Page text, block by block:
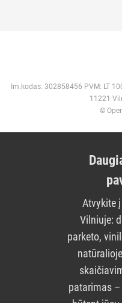
Im.kodas: 302858456 PVM: LT
11221
©
Atvykite
Vilniuje:
parketo,
patarimas